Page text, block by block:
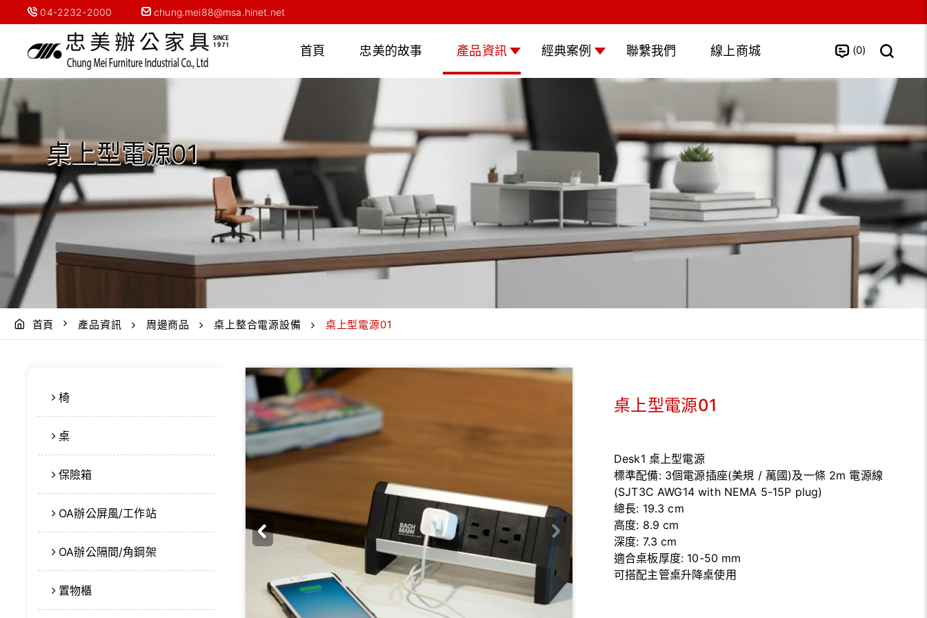
04-2232-2000 chung.mei88@msa.hinet.net
首頁 忠美的故事 產品資訊 經典案例 聯繫我們 線上商城 0
桌上型電源01
首頁 產品資訊 周邊商品 桌上整合電源設備 桌上型電源01
椅
桌
保險箱
OA辦公屏風/工作站
OA辦公隔間/角鋼架
置物櫃
桌上型電源01
Desk1 桌上型電源
標準配備: 3個電源插座(美規 / 萬國)及一條 2m 電源線
(SJT3C AWG14 with NEMA 5-15P plug)
總長: 19.3 cm
高度: 8.9 cm
深度: 7.3 cm
適合桌板厚度: 10-50 mm
可搭配主管桌升降桌使用